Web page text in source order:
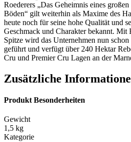
Roederers „Das Geheimnis eines
Böden“ gilt weiterhin als Maxime des
heute noch für seine hohe Qualität und
Geschmack und Charakter bekannt. Mit
Spitze wird das Unternehmen nun
geführt und verfügt über 240 Hektar
Cru und Premier Cru Lagen an der
Zusätzliche
Produkt Besonderheiten
Gewicht
1,5 kg
Kategorie